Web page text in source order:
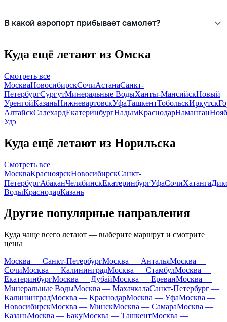
В какой аэропорт прибывает самолет?
Куда ещё летают из Омска
Смотреть все
МоскваНовосибирскСочиАстанаСанкт-
ПетербургСургутМинеральные ВодыХанты-МансийскНовый
УренгойКазаньНижневартовскУфаТашкентТобольскИркутск
АлтайскСалехардЕкатеринбургНадымКраснодарНаманган
Удэ
Куда ещё летают из Норильска
Смотреть все
МоскваКрасноярскНовосибирскСанкт-
ПетербургАбаканЧелябинскЕкатеринбургУфаСочиХатанга
ВодыКраснодарКазань
Другие популярные направления
Куда чаще всего летают — выберите маршрут и смотрите
цены
Москва — Санкт-ПетербургМосква — АнтальяМосква —
СочиМосква — КалининградМосква — СтамбулМосква —
ЕкатеринбургМосква — ДубайМосква — ЕреванМосква —
Минеральные ВодыМосква — МахачкалаСанкт-Петербург —
КалининградМосква — КраснодарМосква — УфаМосква —
НовосибирскМосква — МинскМосква — СамараМосква —
КазаньМосква — БакуМосква — ТашкентМосква —